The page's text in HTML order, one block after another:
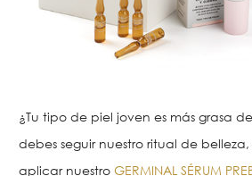
¿Tu tipo de piel joven es más grasa
debes seguir nuestro ritual de
aplicar nuestro GERMINAL SÉRUM